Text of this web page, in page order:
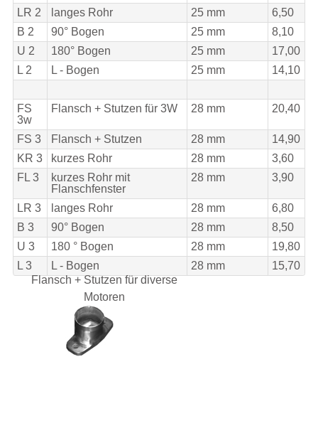
LR 2 langes Rohr 25 mm
6,50
B 2
90° Bogen 25 mm
8,10
U 2
180° Bogen 25 mm
17,00
L 2
L - Bogen 25 mm 14,10
FS
3w
Flansch + Stutzen für 3W 28 mm 20,40
FS 3 Flansch + Stutzen 28 mm
14,90
KR 3
kurzes Rohr 28 mm
3,60
FL 3
kurzes Rohr mit
Flanschfenster
28 mm 3,90
LR 3 langes Rohr 28 mm
6,80
B 3
90° Bogen 28 mm
8,50
U 3
180 ° Bogen 28 mm
19,80
L 3
L - Bogen 28 mm
15,70
Flansch + Stutzen für diverse
Motoren